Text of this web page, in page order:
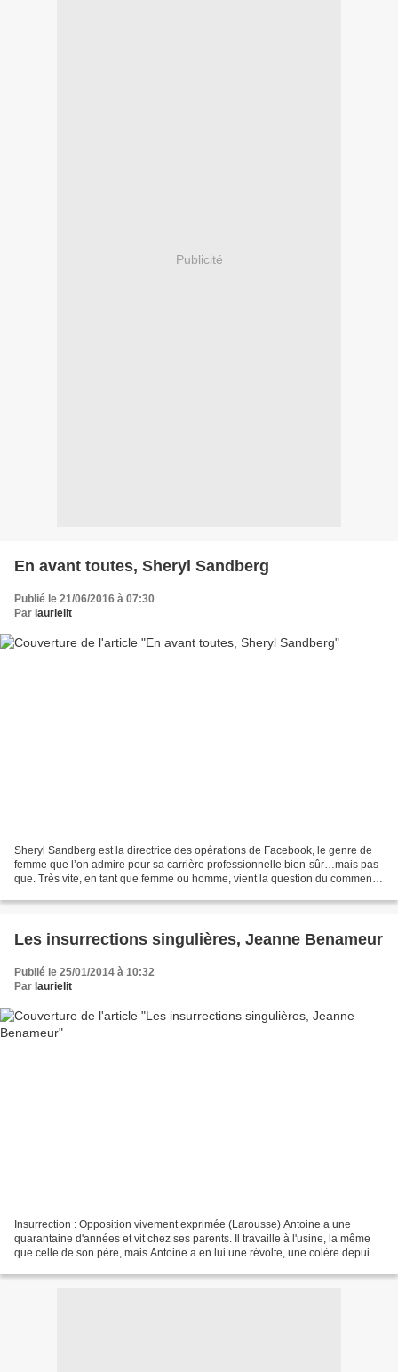
Publicité
En avant toutes, Sheryl Sandberg
Publié le 21/06/2016 à 07:30
Par laurielit
Sheryl Sandberg est la directrice des opérations de Facebook, le genre de
femme que l’on admire pour sa carrière professionnelle bien-sûr…mais pas
que. Très vite, en tant que femme ou homme, vient la question du comment ?
Les insurrections singulières, Jeanne Benameur
Publié le 25/01/2014 à 10:32
Par laurielit
Insurrection : Opposition vivement exprimée (Larousse) Antoine a une
quarantaine d'années et vit chez ses parents. Il travaille à l'usine, la même
que celle de son père, mais Antoine a en lui une révolte, une colère depuis